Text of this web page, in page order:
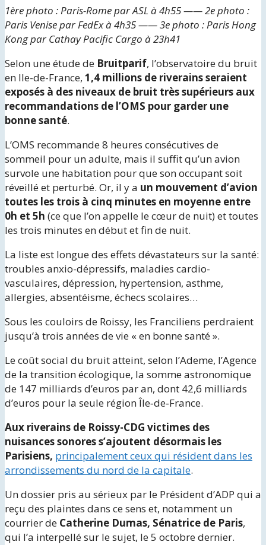
1ère photo : Paris-Rome par ASL à 4h55 —— 2e photo :
Paris Venise par FedEx à 4h35 —— 3e photo : Paris Hong
Kong par Cathay Pacific Cargo à 23h41
Selon une étude de Bruitparif, l’observatoire du bruit
en Ile-de-France, 1,4 millions de riverains seraient
exposés à des niveaux de bruit très supérieurs aux
recommandations de l’OMS pour garder une
bonne santé.
L’OMS recommande 8 heures consécutives de
sommeil pour un adulte, mais il suffit qu’un avion
survole une habitation pour que son occupant soit
réveillé et perturbé. Or, il y a un mouvement d’avion
toutes les trois à cinq minutes en moyenne entre
0h et 5h (ce que l’on appelle le cœur de nuit) et toutes
les trois minutes en début et fin de nuit.
La liste est longue des effets dévastateurs sur la santé:
troubles anxio-dépressifs, maladies cardio-
vasculaires, dépression, hypertension, asthme,
allergies, absentéisme, échecs scolaires…
Sous les couloirs de Roissy, les Franciliens perdraient
jusqu’à trois années de vie « en bonne santé ».
Le coût social du bruit atteint, selon l’Ademe, l’Agence
de la transition écologique, la somme astronomique
de 147 milliards d’euros par an, dont 42,6 milliards
d’euros pour la seule région Île‑de‑France.
Aux riverains de Roissy-CDG victimes des
nuisances sonores s’ajoutent désormais les
Parisiens, principalement ceux qui résident dans les
arrondissements du nord de la capitale.
Un dossier pris au sérieux par le Président d’ADP qui a
reçu des plaintes dans ce sens et, notamment un
courrier de Catherine Dumas, Sénatrice de Paris,
qui l’a interpellé sur le sujet, le 5 octobre dernier.